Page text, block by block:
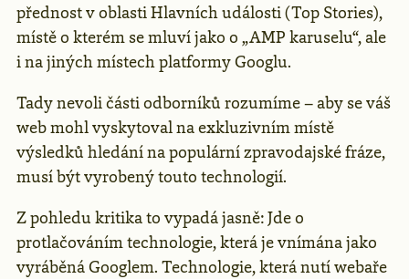
přednost v oblasti Hlavních události (Top Stories),
místě o kterém se mluví jako o „AMP karuselu“, ale
i na jiných místech platformy Googlu.
Tady nevoli části odborníků rozumíme – aby se váš
web mohl vyskytoval na exkluzivním místě
výsledků hledání na populární zpravodajské fráze,
musí být vyrobený touto technologií.
Z pohledu kritika to vypadá jasně: Jde o
protlačováním technologie, která je vnímána jako
vyráběná Googlem. Technologie, která nutí webaře